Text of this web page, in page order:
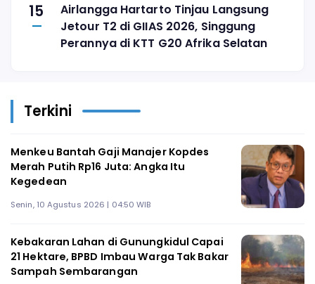
15
Airlangga Hartarto Tinjau Langsung
Jetour T2 di GIIAS 2026, Singgung
Perannya di KTT G20 Afrika Selatan
Terkini
Menkeu Bantah Gaji Manajer Kopdes
Merah Putih Rp16 Juta: Angka Itu
Kegedean
Senin, 10 Agustus 2026 | 04:50 WIB
Kebakaran Lahan di Gunungkidul Capai
21 Hektare, BPBD Imbau Warga Tak Bakar
Sampah Sembarangan